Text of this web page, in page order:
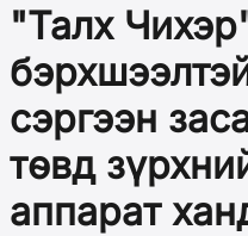
"Талх
сэргээн
төвд
аппарат